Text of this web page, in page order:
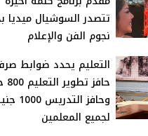
تتصدر السوشيال ميديا
نجوم الفن والإعلام
التعليم يحدد ضوابط
وحافز التدريس
لجميع المعلمين